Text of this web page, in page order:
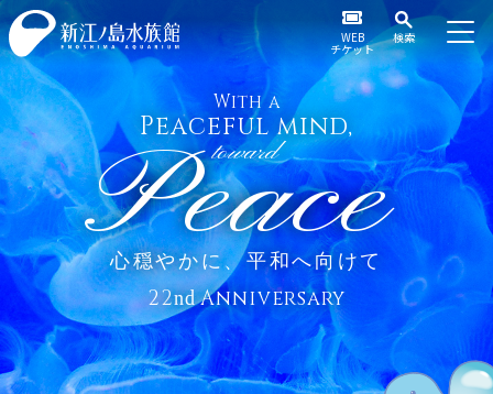
WEB
チケット
検索
With a
Peaceful mind,
toward
Peace
心穏やかに、平和へ向けて
22ndAnniversary